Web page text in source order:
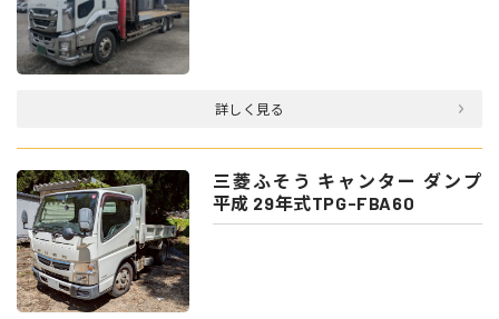
詳しく見る
三菱ふそう キャンター ダンプ
平成 29年式TPG-FBA60